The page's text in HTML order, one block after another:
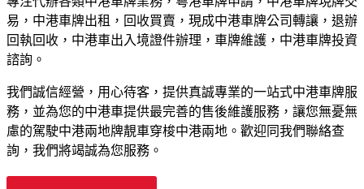
易，中港車牌出租，回收買賣，現成中港車牌公司轉讓，退辦
回執回收，中港車出入境證件辦理，車牌維護，中港車牌投資
諮詢。
我們誠信經營，用心待客，提供真誠專業的一站式中港車牌服
務，並為您的中港車提供最完善的售後維護服務，讓您無憂無
慮的駕駛中港兩地牌靚車穿梭中港兩地。歡迎同我們聯絡查
詢，我們將竭誠為您服務。